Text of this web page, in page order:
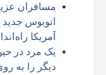
مسافران
اتوبوس جدید
آمریکا
یک مرد در
دیگر را به